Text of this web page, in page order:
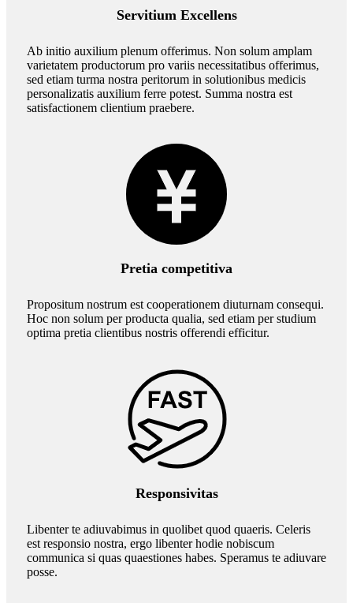
Servitium Excellens
Ab initio auxilium plenum offerimus. Non solum amplam
varietatem productorum pro variis necessitatibus offerimus,
sed etiam turma nostra peritorum in solutionibus medicis
personalizatis auxilium ferre potest. Summa nostra est
satisfactionem clientium praebere.
Pretia competitiva
Propositum nostrum est cooperationem diuturnam consequi.
Hoc non solum per producta qualia, sed etiam per studium
optima pretia clientibus nostris offerendi efficitur.
Responsivitas
Libenter te adiuvabimus in quolibet quod quaeris. Celeris
est responsio nostra, ergo libenter hodie nobiscum
communica si quas quaestiones habes. Speramus te adiuvare
posse.